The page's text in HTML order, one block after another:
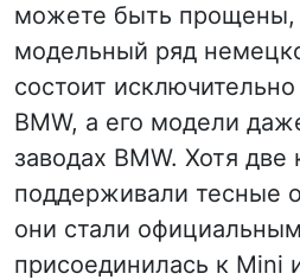
можете быть прощены,
модельный ряд
состоит
BMW, а его модели
заводах BMW. Хотя две
поддерживали тесные
они стали
присоединилась к Mini